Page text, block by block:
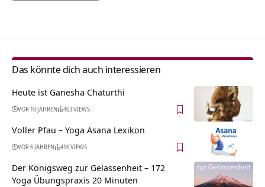
Das könnte dich auch interessieren
Heute ist Ganesha Chaturthi
VOR 10 JAHREN 463 VIEWS
Voller Pfau – Yoga Asana Lexikon
VOR 6 JAHREN 416 VIEWS
Der Königsweg zur Gelassenheit – 172
Yoga Übungspraxis 20 Minuten